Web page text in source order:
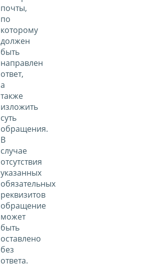
почты,
по
которому
должен
быть
направлен
ответ,
а
также
изложить
суть
обращения.
В
случае
отсутствия
указанных
обязательных
реквизитов
обращение
может
быть
оставлено
без
ответа.